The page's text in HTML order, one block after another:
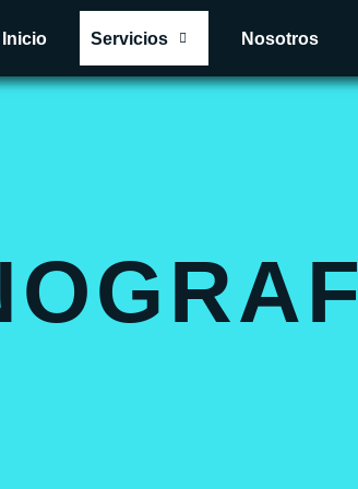
Inicio Servicios Nosotros